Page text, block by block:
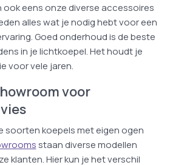
ook eens onze diverse accessoires
alles wat je nodig hebt voor een
Goed onderhoud is de beste
in je lichtkoepel. Het houdt je
voor vele jaren.
voor
soorten koepels met eigen ogen
staan diverse modellen
klanten. Hier kun je het verschil